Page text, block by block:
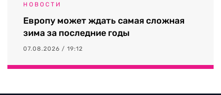
НОВОСТИ
Европу может ждать самая сложная
зима за последние годы
07.08.2026 / 19:12